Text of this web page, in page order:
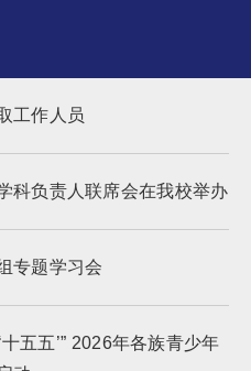
工作人员
科负责人联席会在我校举办
专题学习会
五五’” 2026年各族青少年